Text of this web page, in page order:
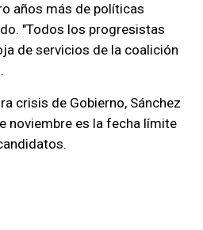
años más de políticas
"Todos los progresistas
de servicios de la coalición
crisis de Gobierno, Sánchez
noviembre es la fecha límite